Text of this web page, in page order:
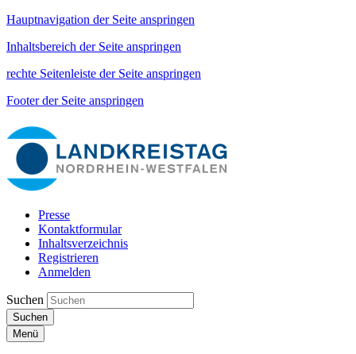
Hauptnavigation der Seite anspringen
Inhaltsbereich der Seite anspringen
rechte Seitenleiste der Seite anspringen
Footer der Seite anspringen
Presse
Kontaktformular
Inhaltsverzeichnis
Registrieren
Anmelden
Suchen
Suchen
Menü